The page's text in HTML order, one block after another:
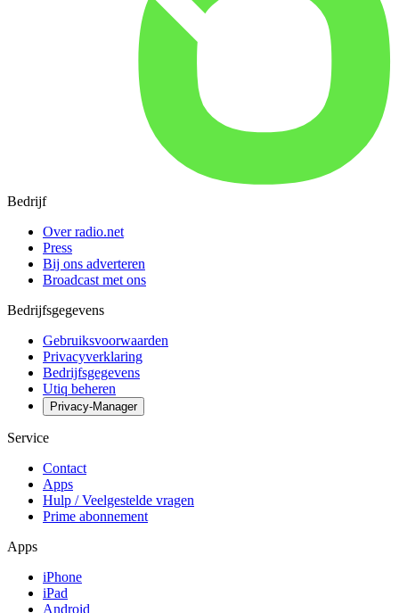
Bedrijf
Over radio.net
Press
Bij ons adverteren
Broadcast met ons
Bedrijfsgegevens
Gebruiksvoorwaarden
Privacyverklaring
Bedrijfsgegevens
Utiq beheren
Privacy-Manager
Service
Contact
Apps
Hulp / Veelgestelde vragen
Prime abonnement
Apps
iPhone
iPad
Android